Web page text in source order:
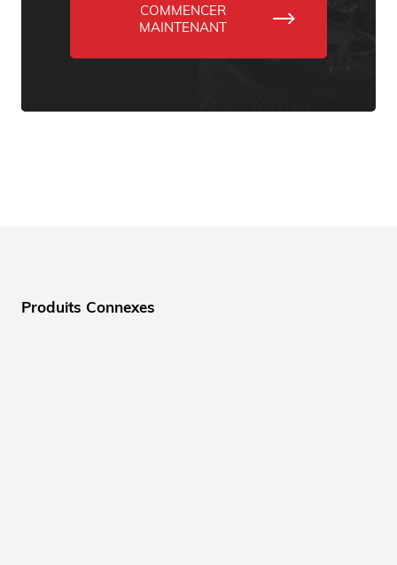
COMMENCER
MAINTENANT
Produits Connexes